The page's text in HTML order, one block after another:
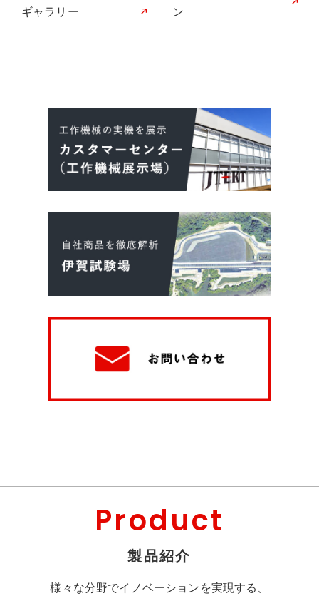
ギャラリー
ン
Product
製品紹介
様々な分野でイノベーションを実現する、